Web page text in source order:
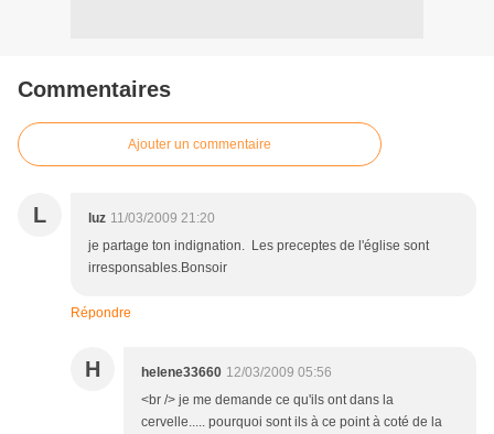
Commentaires
Ajouter un commentaire
L luz 11/03/2009 21:20
je partage ton indignation. Les preceptes de l'église sont
irresponsables.Bonsoir
Répondre
H helene33660 12/03/2009 05:56
<br /> je me demande ce qu'ils ont dans la
cervelle..... pourquoi sont ils à ce point à coté de la